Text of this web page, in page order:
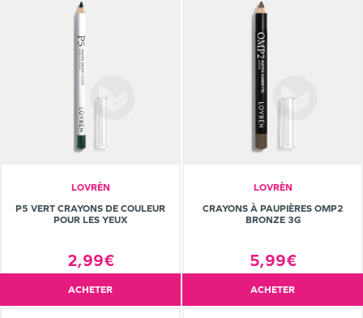
LOVRÈN
P5 VERT CRAYONS DE COULEUR
POUR LES YEUX
2,99€
ACHETER
LOVRÈN
CRAYONS À PAUPIÈRES OMP2
BRONZE 3G
5,99€
ACHETER